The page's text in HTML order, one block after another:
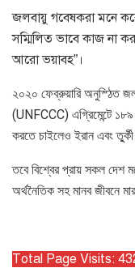
জলবায়ু গবেষকরা মনে
সম্মিলিত ভাবে কাজ না
আরো ভয়াবহ”।
২০২০ ফেব্রুয়ারি অনুস্ঠিত
(UNFCCC) এগ্রিমেন্টে
করতে চাইলেও ইরান এবং
তবে বিশ্বের প্রায় সকল দেশ
অর্থনৈতিক সহ মানব জীবনে
Total Page Visits: